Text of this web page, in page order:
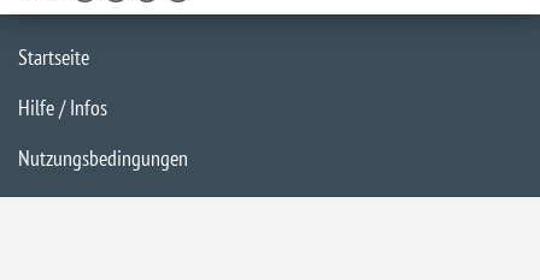
Startseite
Hilfe / Infos
Nutzungsbedingungen